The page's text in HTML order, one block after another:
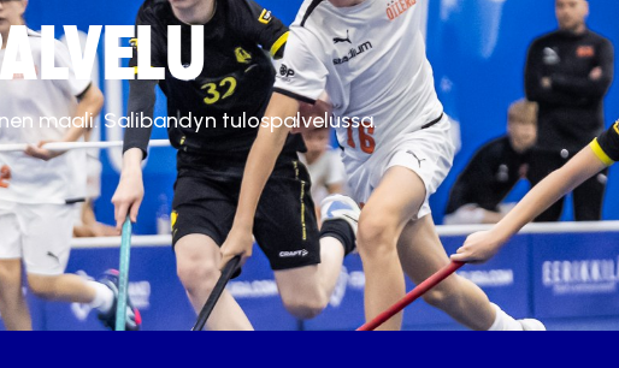
maali. Salibandyn tulospalvelussa.